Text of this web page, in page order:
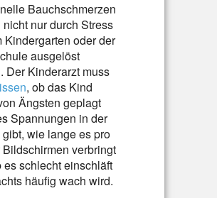
Bauchschmerzen
nicht nur durch Stress
Kindergarten oder der
ausgelöst
Der Kinderarzt muss
, ob das Kind
Ängsten geplagt
Spannungen in der
wie lange es pro
Bildschirmen verbringt
es schlecht einschläft
häufig wach wird.